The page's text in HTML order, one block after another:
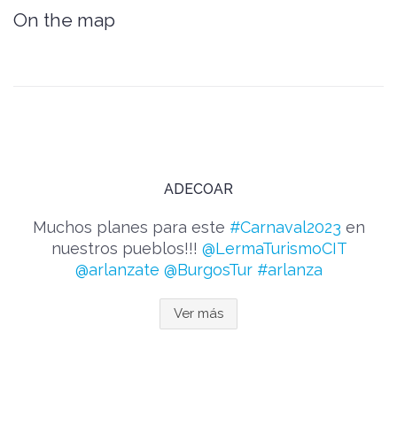
On the map
ADECOAR
Muchos planes para este #Carnaval2023 en
nuestros pueblos!!! @LermaTurismoCIT
@arlanzate @BurgosTur #arlanza
Ver más